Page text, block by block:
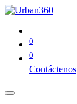
0
0
Contáctenos